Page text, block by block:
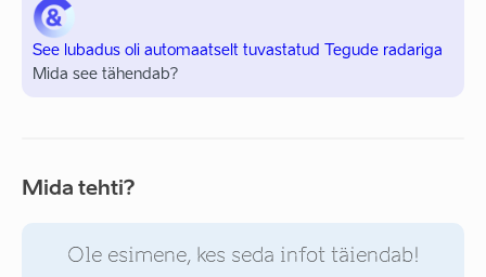
See lubadus oli automaatselt tuvastatud Tegude radariga
Mida see tähendab?
Mida tehti?
Ole esimene, kes seda infot täiendab!